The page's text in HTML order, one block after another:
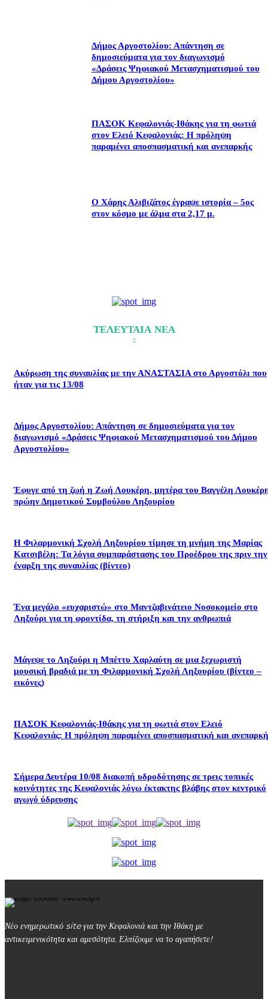
Δήμος Αργοστολίου: Απάντηση σε
δημοσιεύματα για τον διαγωνισμό
«Δράσεις Ψηφιακού Μετασχηματισμού του
Δήμου Αργοστολίου»
ΠΑΣΟΚ Κεφαλονιάς-Ιθάκης για τη φωτιά
στον Ελειό Κεφαλονιάς: Η πρόληψη
παραμένει αποσπασματική και ανεπαρκής
Ο Χάρης Αλιβιζάτος έγραψε ιστορία – 5ος
στον κόσμο με άλμα στα 2,17 μ.
ΤΕΛΕΥΤΑΙΑ ΝΕΑ
Ακύρωση της συναυλίας με την ΑΝΑΣΤΑΣΙΑ στο Αργοστόλι που
ήταν για τις 13/08
Δήμος Αργοστολίου: Απάντηση σε δημοσιεύματα για τον
διαγωνισμό «Δράσεις Ψηφιακού Μετασχηματισμού του Δήμου
Αργοστολίου»
Έφυγε από τη ζωή η Ζωή Λουκέρη, μητέρα του Βαγγέλη
πρώην Δημοτικού Συμβούλου Ληξουρίου
Η Φιλαρμονική Σχολή Ληξουρίου τίμησε τη μνήμη της Μαρίας
Κατσιβέλη: Τα λόγια συμπαράστασης του Προέδρου της πριν την
έναρξη της συναυλίας (βίντεο)
Ένα μεγάλο «ευχαριστώ» στο Μαντζαβινάτειο Νοσοκομείο στο
Ληξούρι για τη φροντίδα, τη στήριξη και την ανθρωπιά
Μάγεψε το Ληξούρι η Μπέττυ Χαρλαύτη σε μια ξεχωριστή
μουσική βραδιά με τη Φιλαρμονική Σχολή Ληξουρίου (βίντεο –
εικόνες)
ΠΑΣΟΚ Κεφαλονιάς-Ιθάκης για τη φωτιά στον Ελειό
Κεφαλονιάς: Η πρόληψη παραμένει αποσπασματική και
Σήμερα Δευτέρα 10/08 διακοπή υδροδότησης σε τρεις τοπικές
κοινότητες της Κεφαλονιάς λόγω έκτακτης βλάβης στον κεντρικό
αγωγό ύδρευσης
Νέο ενημερωτικό site για την Κεφαλονιά και την Ιθάκη με
αντικειμενικότητα και αμεσότητα. Ελπίζουμε να το αγαπήσετε!